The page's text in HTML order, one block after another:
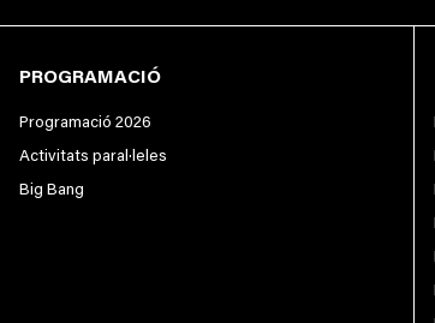
PROGRAMACIÓ
Programació 2026
Activitats paral·leles
Big Bang